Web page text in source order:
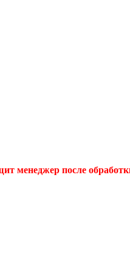
менеджер после